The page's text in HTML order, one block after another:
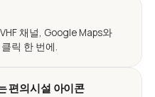
채널, Google Maps와
릭 한 번에.
편의시설 아이콘